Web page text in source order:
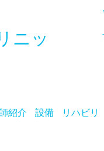
ニッ
紹介 設備 リハビリ